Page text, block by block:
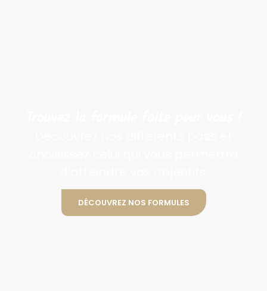
DÉCOUVREZ NOS FORMULES